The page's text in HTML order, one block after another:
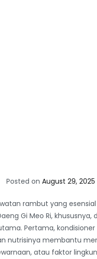
Posted onAugust 29, 2025
rambut yang
Gi Meo Ri,
Pertama,
nutrisinya membantu
atau faktor